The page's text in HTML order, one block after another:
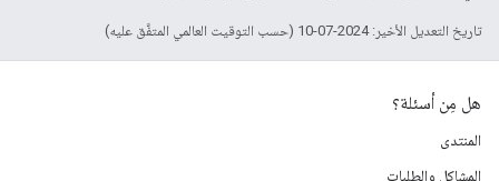
تاريخ التعديل الأخير: 2024-07-10 (حسب التوقيت العالمي المتفَّق عليه)
هل مِن أسئلة؟
المنتدى
المشاكل والطلبات